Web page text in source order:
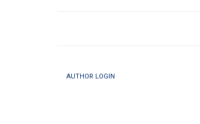
AUTHOR LOGIN